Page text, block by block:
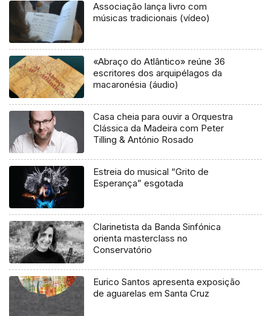
Associação lança livro com
músicas tradicionais (vídeo)
«Abraço do Atlântico» reúne 36
escritores dos arquipélagos da
macaronésia (áudio)
Casa cheia para ouvir a Orquestra
Clássica da Madeira com Peter
Tilling & António Rosado
Estreia do musical “Grito de
Esperança” esgotada
Clarinetista da Banda Sinfónica
orienta masterclass no
Conservatório
Eurico Santos apresenta exposição
de aguarelas em Santa Cruz